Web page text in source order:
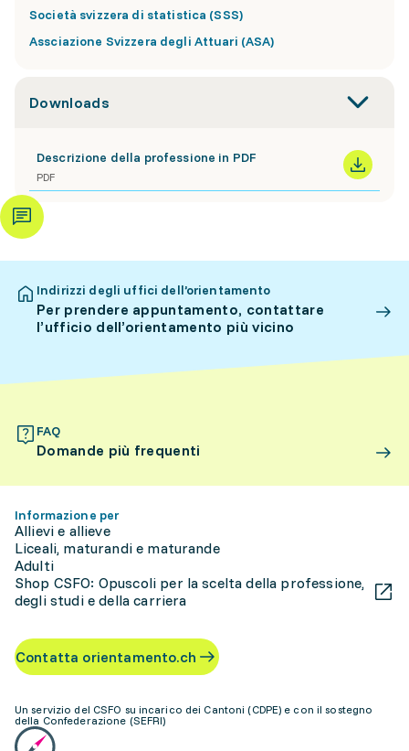
Società svizzera di statistica (SSS)
Assciazione Svizzera degli Attuari (ASA)
Downloads
Descrizione della professione in PDF
PDF
Indirizzi degli uffici dell’orientamento
Per prendere appuntamento, contattare
l’ufficio dell’orientamento più vicino
FAQ
Domande più frequenti
Informazione per
Allievi e allieve
Liceali, maturandi e maturande
Adulti
Shop CSFO: Opuscoli per la scelta della professione,
degli studi e della carriera
Contatta orientamento.ch
Un servizio del CSFO su incarico dei Cantoni (CDPE) e con il sostegno
della Confederazione (SEFRI)